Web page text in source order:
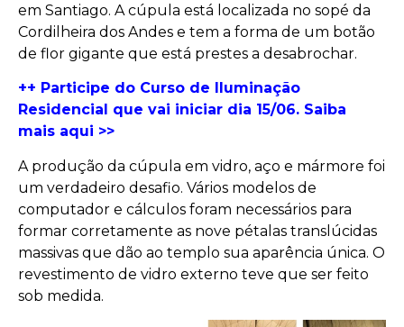
em Santiago. A cúpula está localizada no sopé da
Cordilheira dos Andes e tem a forma de um botão
de flor gigante que está prestes a desabrochar.
++ Participe do Curso de Iluminação
Residencial que vai iniciar dia 15/06. Saiba
mais aqui >>
A produção da cúpula em vidro, aço e mármore foi
um verdadeiro desafio. Vários modelos de
computador e cálculos foram necessários para
formar corretamente as nove pétalas translúcidas
massivas que dão ao templo sua aparência única. O
revestimento de vidro externo teve que ser feito
sob medida.